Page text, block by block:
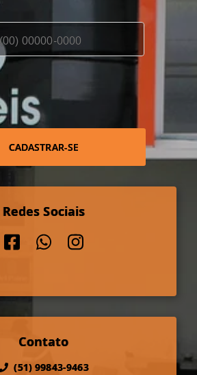
CADASTRAR-SE
Redes Sociais
Contato
(51) 99843-9463